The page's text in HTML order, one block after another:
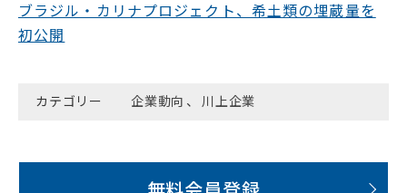
ブラジル・カリナプロジェクト、希土類の埋蔵量を
初公開
カテゴリー 企業動向 、 川上企業